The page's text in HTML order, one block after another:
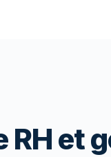
RH et